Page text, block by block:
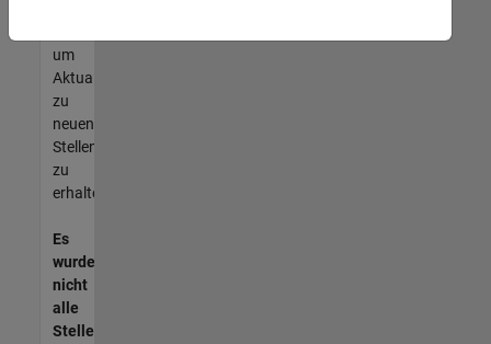
um
Aktualisierungen
zu
neuen
Stellenangeboten
zu
erhalten.
Es
wurden
nicht
alle
Stellen